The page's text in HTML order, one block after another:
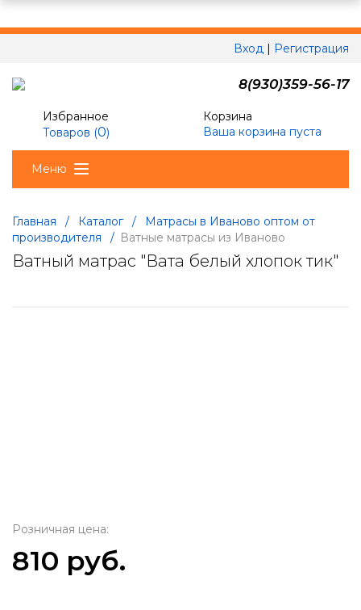
Вход | Регистрация
8(930)359-56-17
Избранное
Товаров (0)
Корзина
Ваша корзина пуста
Меню
Главная / Каталог /
Матрасы в Иваново оптом от
производителя
/ Ватные матрасы из Иваново
Ватный матрас "Вата белый хлопок тик"
Розничная цена:
810 руб.